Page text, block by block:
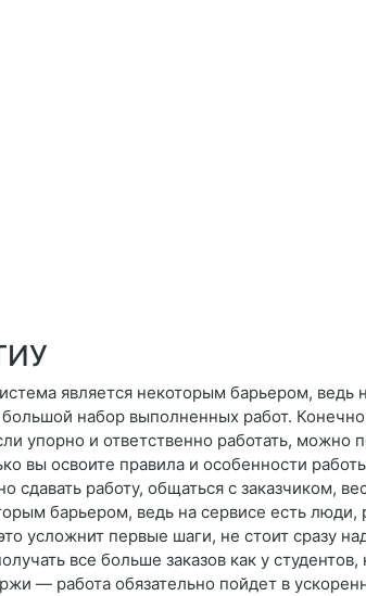
является некоторым барьером,
набор выполненных работ.
упорно и ответственно работать, можно
вы освоите правила и особенности
работу, общаться с заказчиком,
барьером, ведь на сервисе есть
усложнит первые шаги, не стоит сразу
все больше заказов как у
— работа обязательно пойдет в